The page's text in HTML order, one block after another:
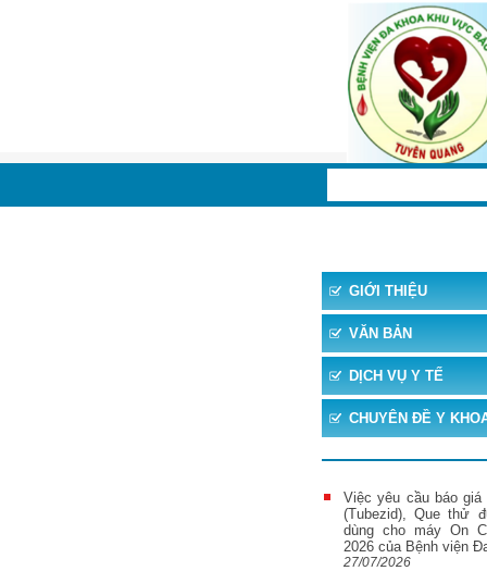
GIỚI THIỆU
VĂN BẢN
DỊCH VỤ Y TẾ
CHUYÊN ĐỀ Y
Việc yêu cầu báo
(Tubezid), Que thử
dùng cho máy On
2026 của Bệnh viện
27/07/2026